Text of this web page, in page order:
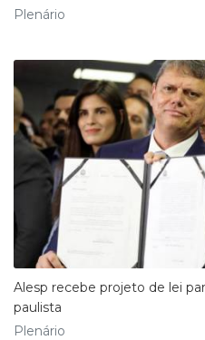
Plenário
Alesp recebe projeto de lei
paulista
Plenário